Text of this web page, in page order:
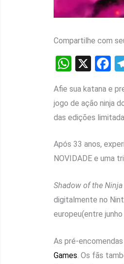
Compartilhe com
W
at
s
A
p
p
X F
b
o
o
k
Afie sua katana e
jogo de ação ninja
das edições
Após 33 anos,
NOVIDADE e uma
Shadow of the
digitalmente no
europeu(entre
As pré-
Games . Os fãs